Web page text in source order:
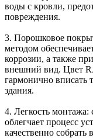
воды с кровли,
повреждения.
3. Порошковое
методом
коррозии, а также
внешний вид. Цвет
гармонично вписать
здания.
4. Легкость монтажа:
облегчает процесс
качественно собрать